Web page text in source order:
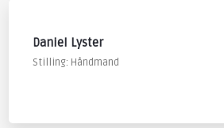
​Daniel Lyster
Stilling: Håndmand